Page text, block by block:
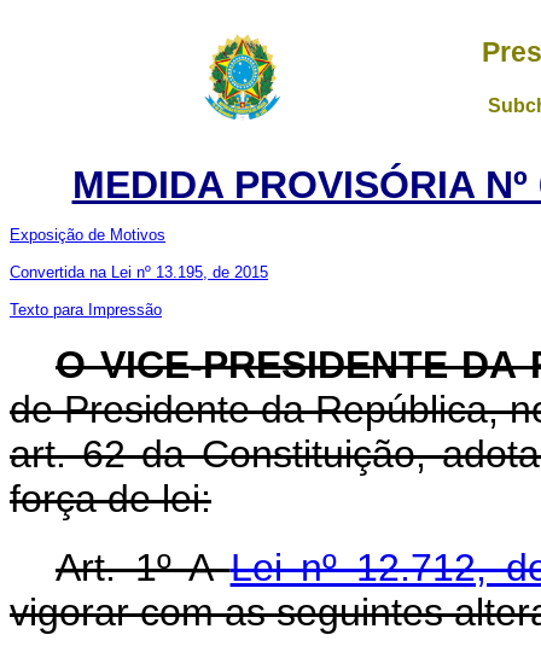
MEDIDA PROVISÓRIA
Exposição de Motivos
Convertida na Lei nº 13.195, de 2015
Texto para Impressão
O VICE-PRESIDENTE
de Presidente da República,
art. 62 da Constituição,
força de lei:
Art. 1º ALei nº 12.712,
vigorar com as seguintes